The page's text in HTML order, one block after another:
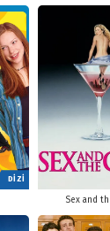
DİZİ
Sex and